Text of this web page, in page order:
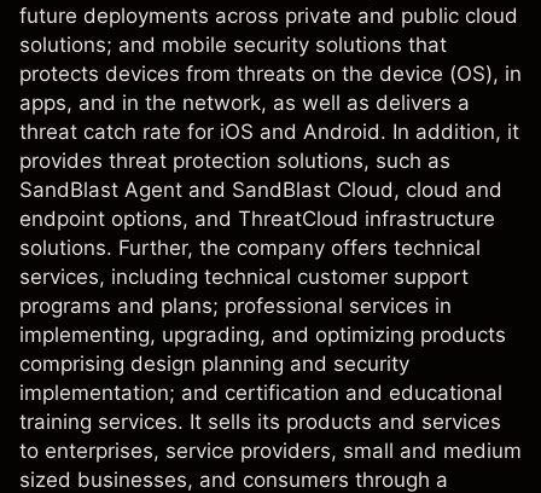
future deployments across private and public cloud
solutions; and mobile security solutions that
protects devices from threats on the device (OS), in
apps, and in the network, as well as delivers a
threat catch rate for iOS and Android. In addition, it
provides threat protection solutions, such as
SandBlast Agent and SandBlast Cloud, cloud and
endpoint options, and ThreatCloud infrastructure
solutions. Further, the company offers technical
services, including technical customer support
programs and plans; professional services in
implementing, upgrading, and optimizing products
comprising design planning and security
implementation; and certification and educational
training services. It sells its products and services
to enterprises, service providers, small and medium
sized businesses, and consumers through a